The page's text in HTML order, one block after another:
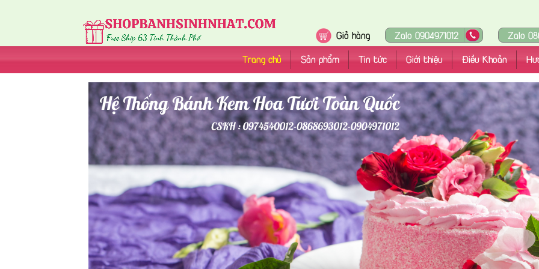
Giỏ hàng Zalo 0904971012 Zalo
Trang chủ
Sản phẩm Tin tức Giới thiệu Điều Khoản